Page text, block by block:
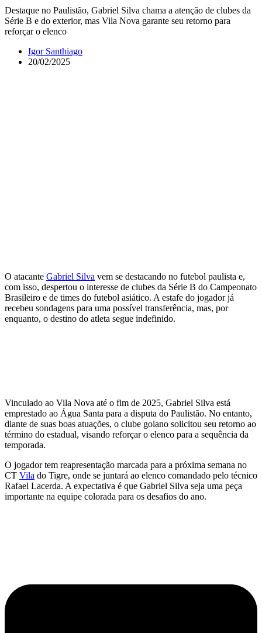
Destaque no Paulistão, Gabriel Silva chama a atenção de clubes da
Série B e do exterior, mas Vila Nova garante seu retorno para
reforçar o elenco
Igor Santhiago
20/02/2025
O atacante Gabriel Silva vem se destacando no futebol paulista e,
com isso, despertou o interesse de clubes da Série B do Campeonato
Brasileiro e de times do futebol asiático. A estafe do jogador já
recebeu sondagens para uma possível transferência, mas, por
enquanto, o destino do atleta segue indefinido.
Vinculado ao Vila Nova até o fim de 2025, Gabriel Silva está
emprestado ao Água Santa para a disputa do Paulistão. No entanto,
diante de suas boas atuações, o clube goiano solicitou seu retorno ao
término do estadual, visando reforçar o elenco para a sequência da
temporada.
O jogador tem reapresentação marcada para a próxima semana no
CT Vila do Tigre, onde se juntará ao elenco comandado pelo técnico
Rafael Lacerda. A expectativa é que Gabriel Silva seja uma peça
importante na equipe colorada para os desafios do ano.